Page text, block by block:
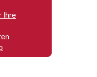
Ihre